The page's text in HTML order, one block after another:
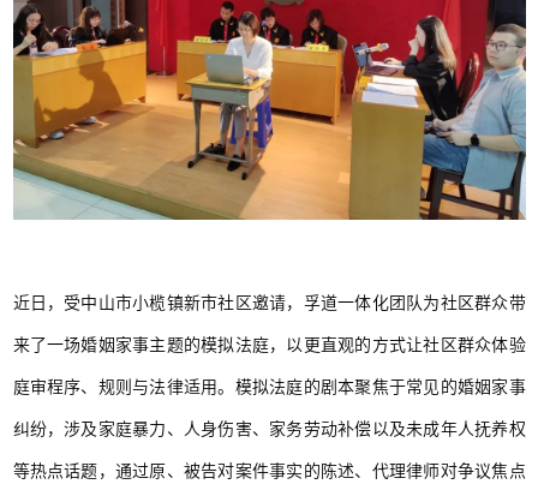
近日，受中山市小榄镇新市社区邀请，孚道一体化团队为社区群众带
来了一场婚姻家事主题的模拟法庭，以更直观的方式让社区群众体验
庭审程序、规则与法律适用。模拟法庭的剧本聚焦于常见的婚姻家事
纠纷，涉及家庭暴力、人身伤害、家务劳动补偿以及未成年人抚养权
等热点话题，通过原、被告对案件事实的陈述、代理律师对争议焦点